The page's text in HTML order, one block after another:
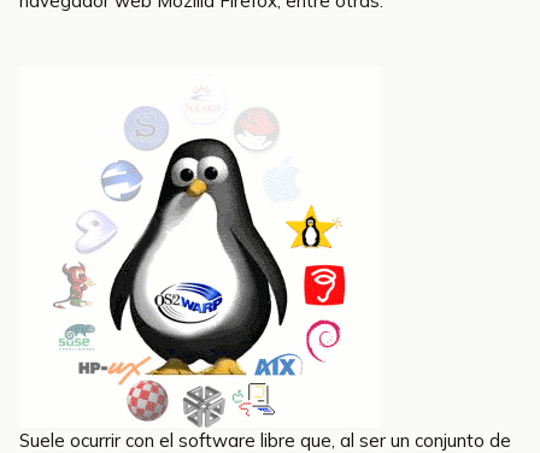
Suele ocurrir con el software libre que, al ser un conjunto de